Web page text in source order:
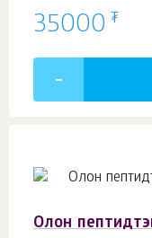
35000 ₮
Олон